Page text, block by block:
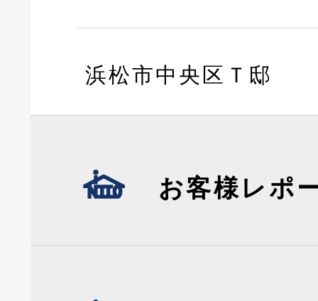
浜松市中央区Ｔ邸
お客様レポ